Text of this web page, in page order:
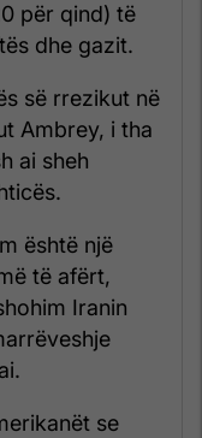
për qind) të
dhe gazit.
së rrezikut në
Ambrey, i tha
ai sheh
është një
të afërt,
Iranin
se